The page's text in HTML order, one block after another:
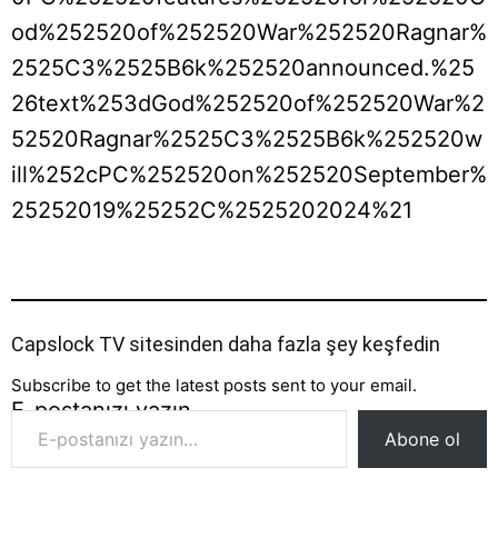
od%252520of%252520War%252520Ragnar%
2525C3%2525B6k%252520announced.%25
26text%253dGod%252520of%252520War%2
52520Ragnar%2525C3%2525B6k%252520w
ill%252cPC%252520on%252520September%
25252019%25252C%2525202024%21
Capslock TV sitesinden daha fazla şey keşfedin
Subscribe to get the latest posts sent to your email.
E-postanızı yazın…
Abone ol